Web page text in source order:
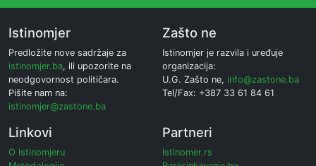
Istinomjer
Predložite nove sadržaje za
istinomjer.ba, ili upozorite na
neodgovornost političara.
Pišite nam na:
istinomjer@zastone.ba
Zašto ne
Istinomjer je razvila i uređuje
organizacija:
U.G. Zašto ne, info@zastone.ba
Tel/Fax: +387 33 61 84 61
Linkovi
O Istinomjeru
Partneri
Istinomer.rs